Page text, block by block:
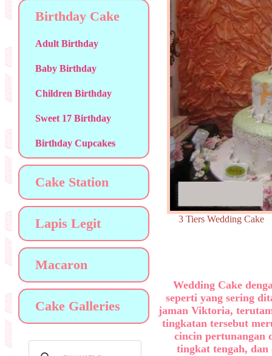
Birthday Cake
Adult Birthday
Baby Birthday
Children Birthday
Sweet 17 Birthday
Birthday Cupcakes
Cake Station
Lapis Legit
Macaron
Cake Galleries
3 Tiers Wedding
Wedding Cake
seperti yang sering
jaman Viktoria,
tingkatan tersebut
cincin pertunangan
tingkat tengah,